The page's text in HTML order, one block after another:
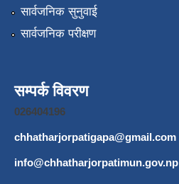
सार्वजनिक सुनुवाई
सार्वजनिक परीक्षण
सम्पर्क विवरण
026404196
chhatharjorpatigapa@gmail.com
info@chhatharjorpatimun.gov.np